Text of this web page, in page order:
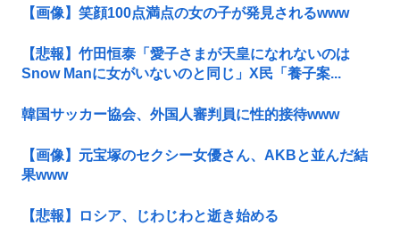
【画像】笑顔100点満点の女の子が発見されるwww
【悲報】竹田恒泰「愛子さまが天皇になれないのは
Snow Manに女がいないのと同じ」X民「養子案...
韓国サッカー協会、外国人審判員に性的接待www
【画像】元宝塚のセクシー女優さん、AKBと並んだ結
果www
【悲報】ロシア、じわじわと逝き始める